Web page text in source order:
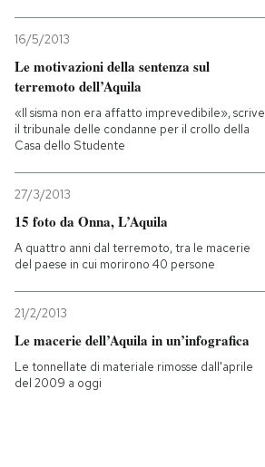
16/5/2013
Le motivazioni della sentenza sul
terremoto dell’Aquila
«Il sisma non era affatto imprevedibile», scrive
il tribunale delle condanne per il crollo della
Casa dello Studente
27/3/2013
15 foto da Onna, L’Aquila
A quattro anni dal terremoto, tra le macerie
del paese in cui morirono 40 persone
21/2/2013
Le macerie dell’Aquila in un’infografica
Le tonnellate di materiale rimosse dall'aprile
del 2009 a oggi